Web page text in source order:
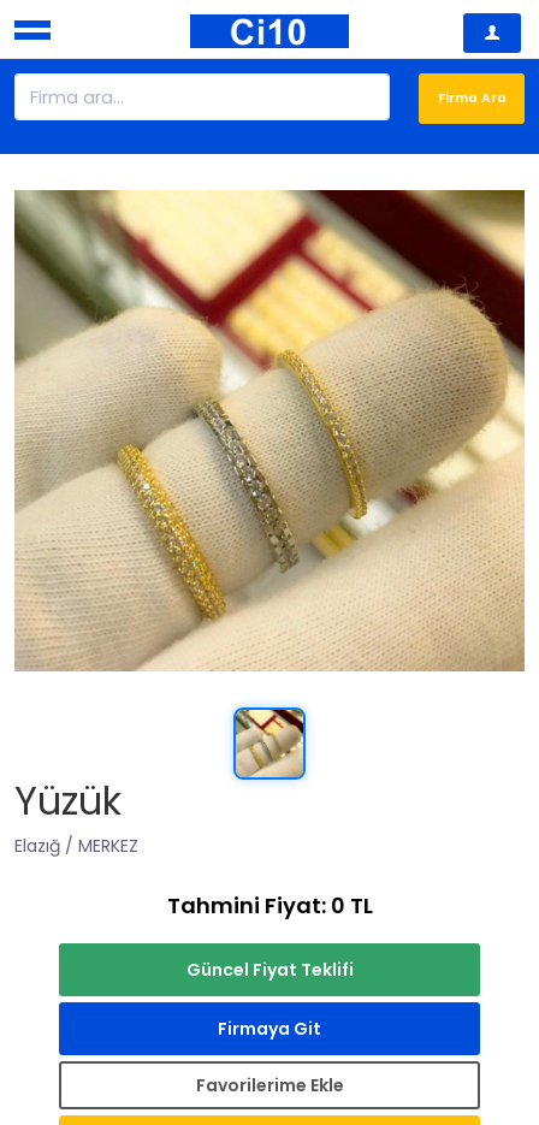
Yüzük
Elazığ / MERKEZ
Tahmini Fiyat: 0 TL
Güncel Fiyat Teklifi
Firmaya Git
Favorilerime Ekle